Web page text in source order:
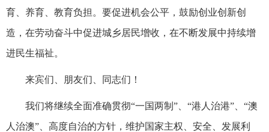
育、养育、教育负担。要促进机会公平，鼓励创业创新创
造，在劳动奋斗中促进城乡居民增收，在不断发展中持续增
进民生福祉。
来宾们、朋友们、同志们！
我们将继续全面准确贯彻“一国两制”、“港人治港”、“澳
人治澳”、高度自治的方针，维护国家主权、安全、发展利